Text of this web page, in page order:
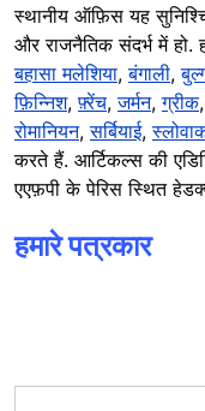
स्थानीय ऑफ़िस यह
और राजनैतिक संदर्भ में हो.
बहासा मलेशिया,बंगाली,
फ़िन्निश,फ़्रेंच,जर्मन,ग्रीक
रोमानियन,सर्बियाई,
करते हैं. आर्टिकल्स की
एएफ़पी के पेरिस स्थित
हमारे पत्रकार